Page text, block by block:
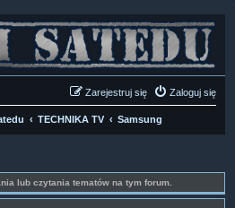
Zaloguj się
Zarejestruj się
TECHNIKA TV Samsung
lub czytania tematów na tym forum.